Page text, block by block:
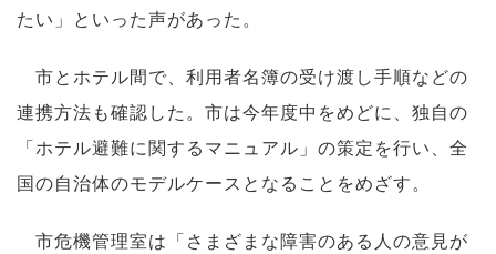
たい」といった声があった。
市とホテル間で、利用者名簿の受け渡し手順などの
連携方法も確認した。市は今年度中をめどに、独自の
「ホテル避難に関するマニュアル」の策定を行い、全
国の自治体のモデルケースとなることをめざす。
市危機管理室は「さまざまな障害のある人の意見が